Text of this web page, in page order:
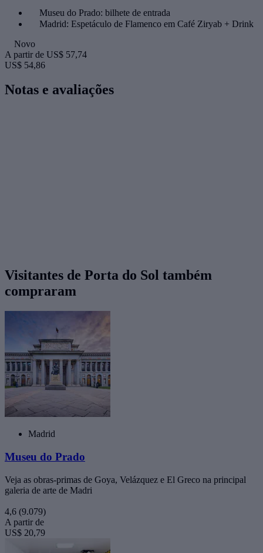
Museu do Prado: bilhete de entrada
Madrid: Espetáculo de Flamenco em Café Ziryab + Drink
Novo
A partir de US$ 57,74
US$ 54,86
Notas e avaliações
Visitantes de Porta do Sol também
compraram
Madrid
Museu do Prado
Veja as obras-primas de Goya, Velázquez e El Greco na principal
galeria de arte de Madri
4,6 (9.079)
A partir de
US$ 20,79